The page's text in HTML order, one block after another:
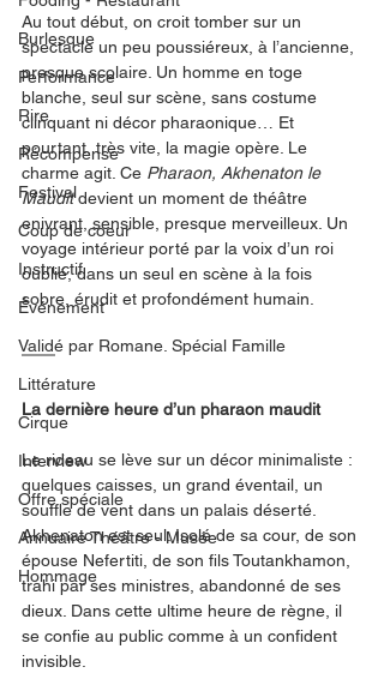
Burlesque
Performance
Rire
Récompense
Festival
Coup de coeur
Instructif
Événement
Validé par Romane. Spécial Famille
Littérature
Cirque
Interview
Offre spéciale
Annuaire Théâtre - Musée
Hommage
Au tout début, on croit tomber sur un
spectacle un peu poussiéreux, à l’ancienne,
presque scolaire. Un homme en toge
blanche, seul sur scène, sans costume
clinquant ni décor pharaonique… Et
pourtant, très vite, la magie opère. Le
charme agit. Ce Pharaon, Akhenaton le
Maudit devient un moment de théâtre
enivrant, sensible, presque merveilleux. Un
voyage intérieur porté par la voix d’un roi
oublié, dans un seul en scène à la fois
sobre, érudit et profondément humain.
La dernière heure d’un pharaon maudit
Le rideau se lève sur un décor minimaliste :
quelques caisses, un grand éventail, un
souffle de vent dans un palais déserté.
Akhenaton est seul. Isolé de sa cour, de son
épouse Nefertiti, de son fils Toutankhamon,
trahi par ses ministres, abandonné de ses
dieux. Dans cette ultime heure de règne, il
se confie au public comme à un confident
invisible.